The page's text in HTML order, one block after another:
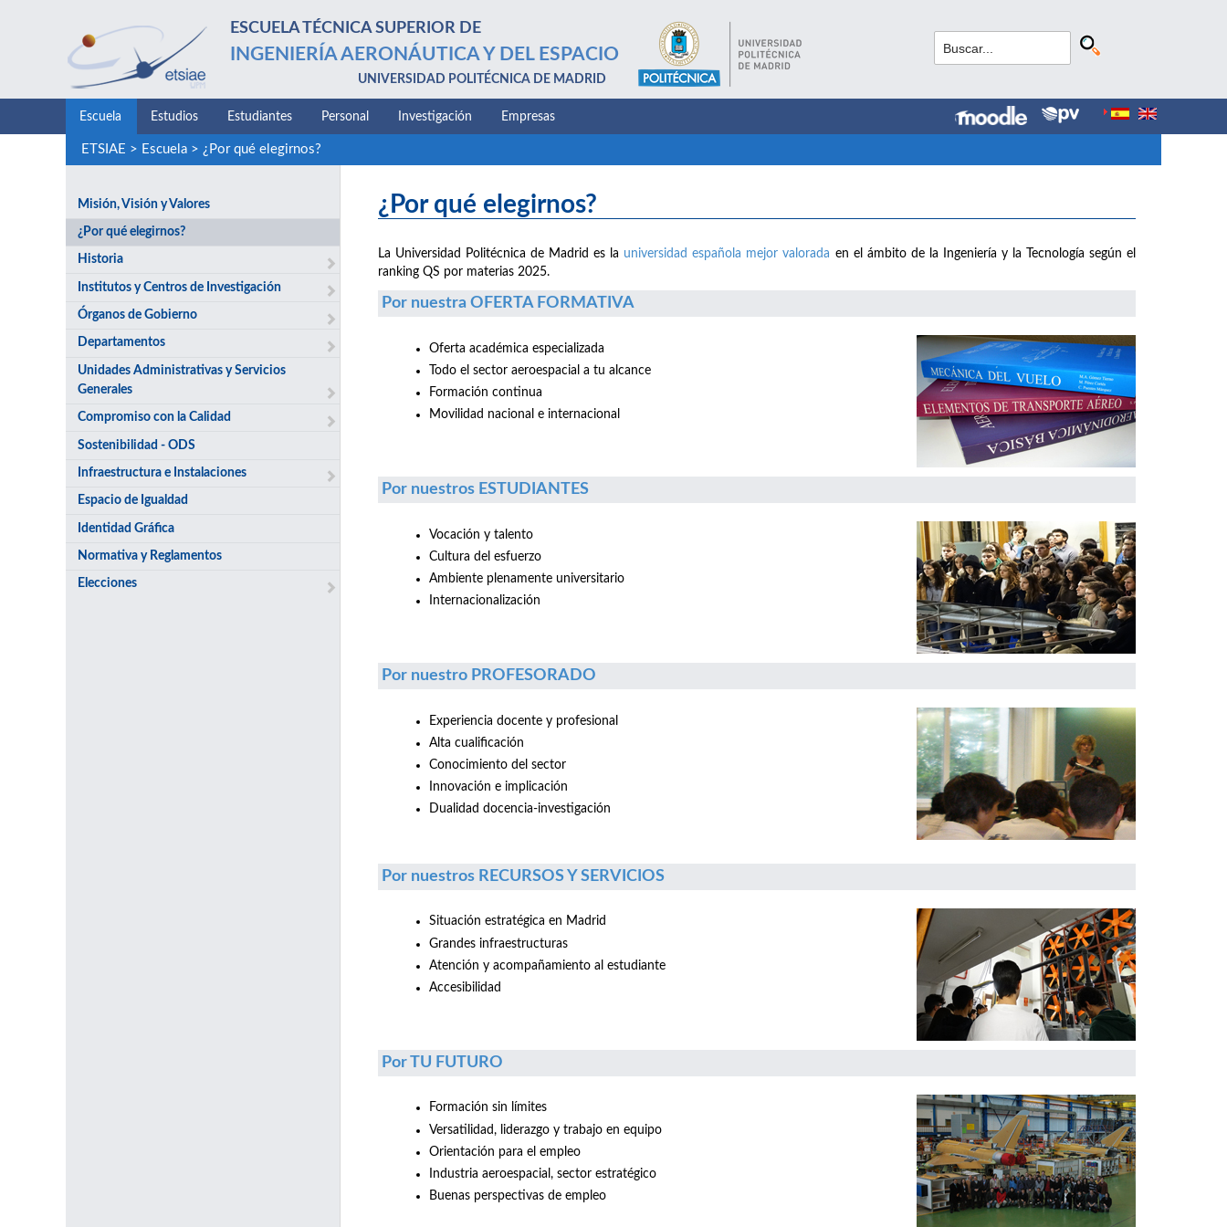
ESCUELA TÉCNICA SUPERIOR DE
INGENIERÍA AERONÁUTICA Y DEL ESPACIO
UNIVERSIDAD POLITÉCNICA DE MADRID
Escuela Estudios Estudiantes Personal Investigación Empresas
ETSIAE > Escuela> ¿Por qué elegirnos?
Misión, Visión y Valores
¿Por qué elegirnos?
Historia
Institutos y Centros de Investigación
Órganos de Gobierno
Departamentos
Unidades Administrativas y Servicios
Generales
Compromiso con la Calidad
Sostenibilidad - ODS
Infraestructura e Instalaciones
Espacio de Igualdad
Identidad Gráfica
Normativa y Reglamentos
Elecciones
¿Por qué elegirnos?
La Universidad Politécnica de Madrid es la universidad española mejor valorada en el ámbito de la Ingeniería y la Tecnología según el
ranking QS por materias 2025.
Por nuestra OFERTA FORMATIVA
Oferta académica especializada
Todo el sector aeroespacial a tu alcance
Formación continua
Movilidad nacional e internacional
Por nuestros ESTUDIANTES
Vocación y talento
Cultura del esfuerzo
Ambiente plenamente universitario
Internacionalización
Por nuestro PROFESORADO
Experiencia docente y profesional
Alta cualificación
Conocimiento del sector
Innovación e implicación
Dualidad docencia-investigación
Por nuestros RECURSOS Y SERVICIOS
Situación estratégica en Madrid
Grandes infraestructuras
Atención y acompañamiento al estudiante
Accesibilidad
Por TU FUTURO
Formación sin límites
Versatilidad, liderazgo y trabajo en equipo
Orientación para el empleo
Industria aeroespacial, sector estratégico
Buenas perspectivas de empleo